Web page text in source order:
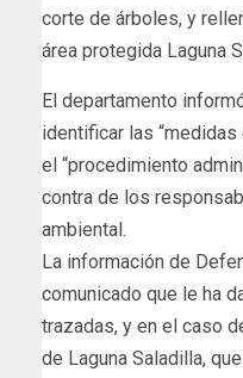
corte de árboles, y
área protegida Laguna
El departamento
identificar las
el “procedimiento
contra de los
ambiental.
La información de
comunicado que le ha
trazadas, y en el caso
de Laguna Saladilla,